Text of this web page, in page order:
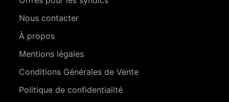
Nous contacter
À propos
Mentions légales
Conditions Générales de Vente
Politique de confidentialité